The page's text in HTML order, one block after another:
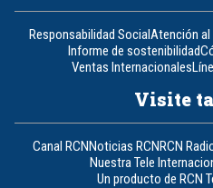
Responsabilidad SocialAtención al
Informe de sostenibilidad
Ventas Internacionales
Visite
Canal RCNNoticias RCNRCN
Nuestra Tele
Un producto de RCN